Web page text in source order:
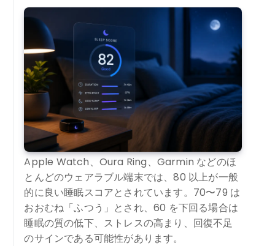
Apple Watch、Oura Ring、Garmin などのほ
とんどのウェアラブル端末では、80 以上が一般
的に良い睡眠スコアとされています。70〜79 は
おおむね「ふつう」とされ、60 を下回る場合は
睡眠の質の低下、ストレスの高まり、回復不足
のサインである可能性があります。